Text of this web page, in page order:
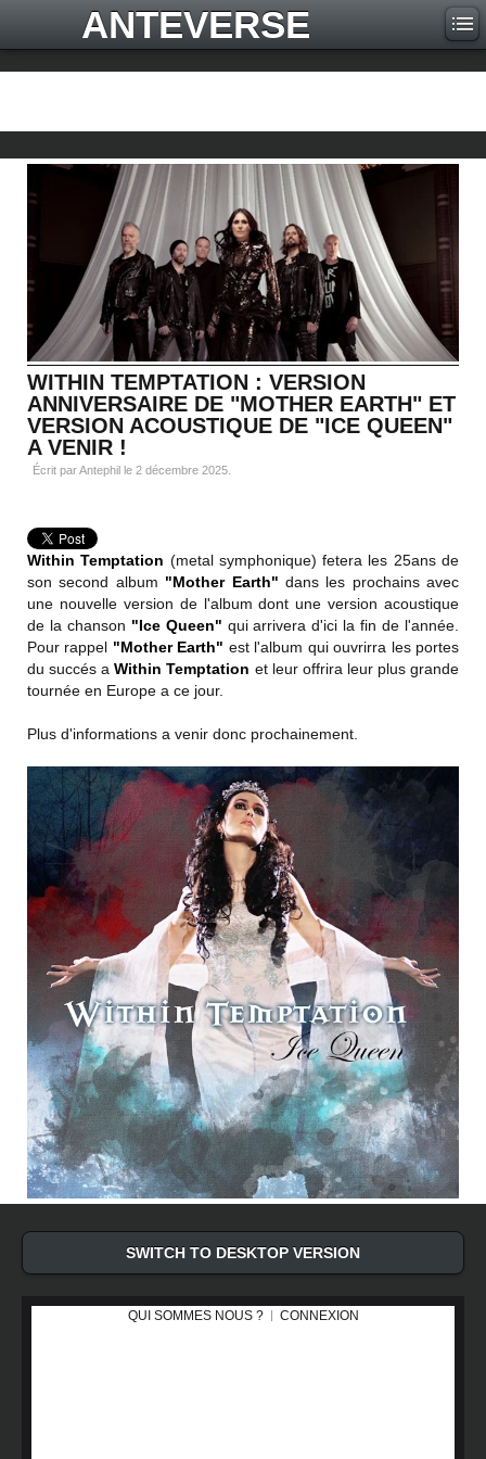
ANTEVERSE
WITHIN TEMPTATION : VERSION
ANNIVERSAIRE DE "MOTHER EARTH" ET
VERSION ACOUSTIQUE DE "ICE QUEEN"
A VENIR !
Écrit par Antephil le 2 décembre 2025
Within Temptation (metal symphonique) fetera les 25ans de
son second album "Mother Earth" dans les prochains avec
une nouvelle version de l'album dont une version acoustique
de la chanson "Ice Queen" qui arrivera d'ici la fin de l'année.
Pour rappel "Mother Earth" est l'album qui ouvrirra les portes
du succés aWithin Temptation et leur offrira leur plus grande
tournée en Europe a ce jour.
Plus d'informations a venir donc prochainement.
SWITCH TO DESKTOP VERSION
QUI SOMMES NOUS ? CONNEXION